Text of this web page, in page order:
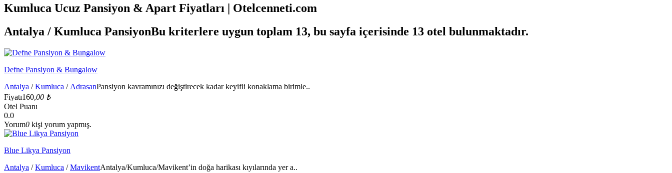
Kumluca Ucuz Pansiyon & Apart Fiyatları | Otelcenneti.com
Antalya / Kumluca PansiyonBu kriterlere uygun toplam 13, bu sayfa içerisinde 13 otel bulunmaktadır.
Defne Pansiyon & Bungalow
Antalya /Kumluca / AdrasanPansiyon kavramınızı değiştirecek kadar keyifli konaklama birimle..
Fiyatı160,00 ₺
Otel Puanı
0.0
Yorum0 kişi yorum yapmış.
Blue Likya Pansiyon
Antalya /Kumluca /MavikentAntalya/Kumluca/Mavikent’in doğa harikası kıyılarında yer a..